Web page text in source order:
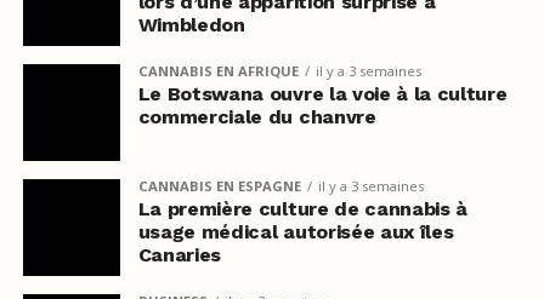
Wimbledon
CANNABIS EN AFRIQUE il y a 3 semaines
Le Botswana ouvre la voie à la culture
commerciale du chanvre
CANNABIS EN ESPAGNE il y a 3 semaines
La première culture de cannabis à
usage médical autorisée aux îles
Canaries